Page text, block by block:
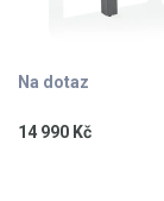
Na dotaz
14 990 Kč